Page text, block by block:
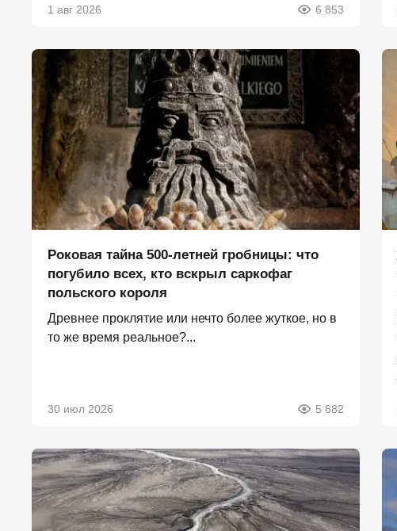
1 авг 2026 6 853
Роковая тайна 500-летней гробницы: что
погубило всех, кто вскрыл саркофаг
польского короля
Древнее проклятие или нечто более жуткое, но в
то же время реальное?...
30 июл 2026 5 682